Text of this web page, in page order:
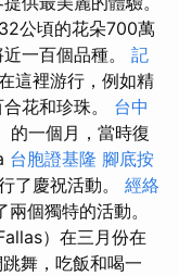
公頃的花朵700萬
一百個品種。 記
這裡游行，例如精
花和珍珠。 台中
的一個月，當時復
台胞證基隆 腳底按
了慶祝活動。 經絡
個獨特的活動。
）在三月份在
舞，吃飯和喝一